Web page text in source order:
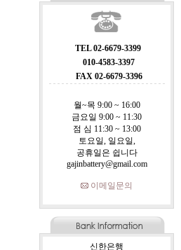
TEL 02-6679-3399
010-4583-3397
FAX 02-6679-3396
월~목 9:00 ~ 16:00
금요일 9:00 ~ 11:30
점 심 11:30 ~ 13:00
토요일, 일요일,
공휴일은 쉽니다
gajinbattery@gmail.com
이메일문의
신한은행